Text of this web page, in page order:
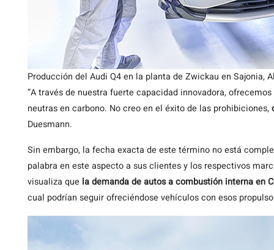
Producción del Audi Q4 en la planta de Zwickau en Sajonia,
“A través de nuestra fuerte capacidad innovadora,
neutras en carbono. No creo en el éxito de las prohibiciones,
Duesmann.
Sin embargo, la fecha exacta de este término no está
palabra en este aspecto a sus clientes y los respectivos
visualiza que la demanda de autos a combustión interna en
cual podrían seguir ofreciéndose vehículos con esos